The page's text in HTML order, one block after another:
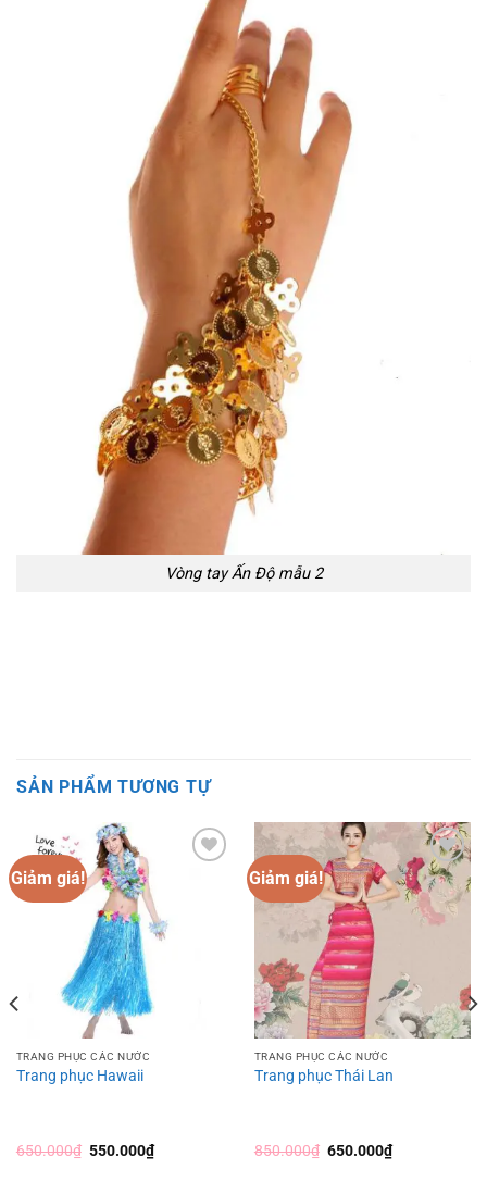
Vòng tay Ấn Độ mẫu 2
SẢN PHẨM TƯƠNG TỰ
Giảm giá!
TRANG PHỤC CÁC NƯỚC
Trang phục Hawaii
650.000₫ Giá
550.000₫Giá
hiện
Giảm giá!
Add to
wishlist
TRANG PHỤC CÁC NƯỚC
Trang phục Thái Lan
850.000₫ Giá
650.000₫Giá
hiện